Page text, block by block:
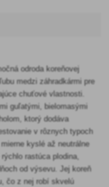
odroda koreňovej
medzi záhradkármi pre
chuťové vlastnosti.
guľatými, bielomasými
ktorý dodáva
v rôznych typoch
kyslé až neutrálne
rastúca plodina,
od výsevu. Jej koreň
čo z nej robí skvelú